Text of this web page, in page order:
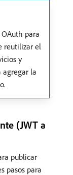
para
reutilizar el
y
agregar la
(JWT a
publicar
pasos para